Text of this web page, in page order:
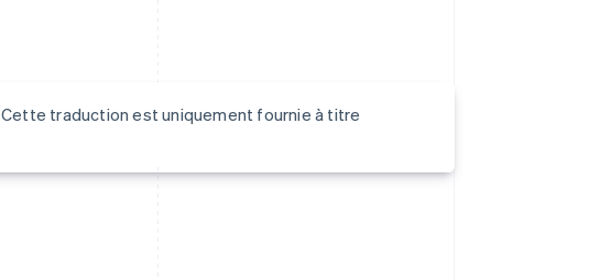
traduction est uniquement fournie à titre